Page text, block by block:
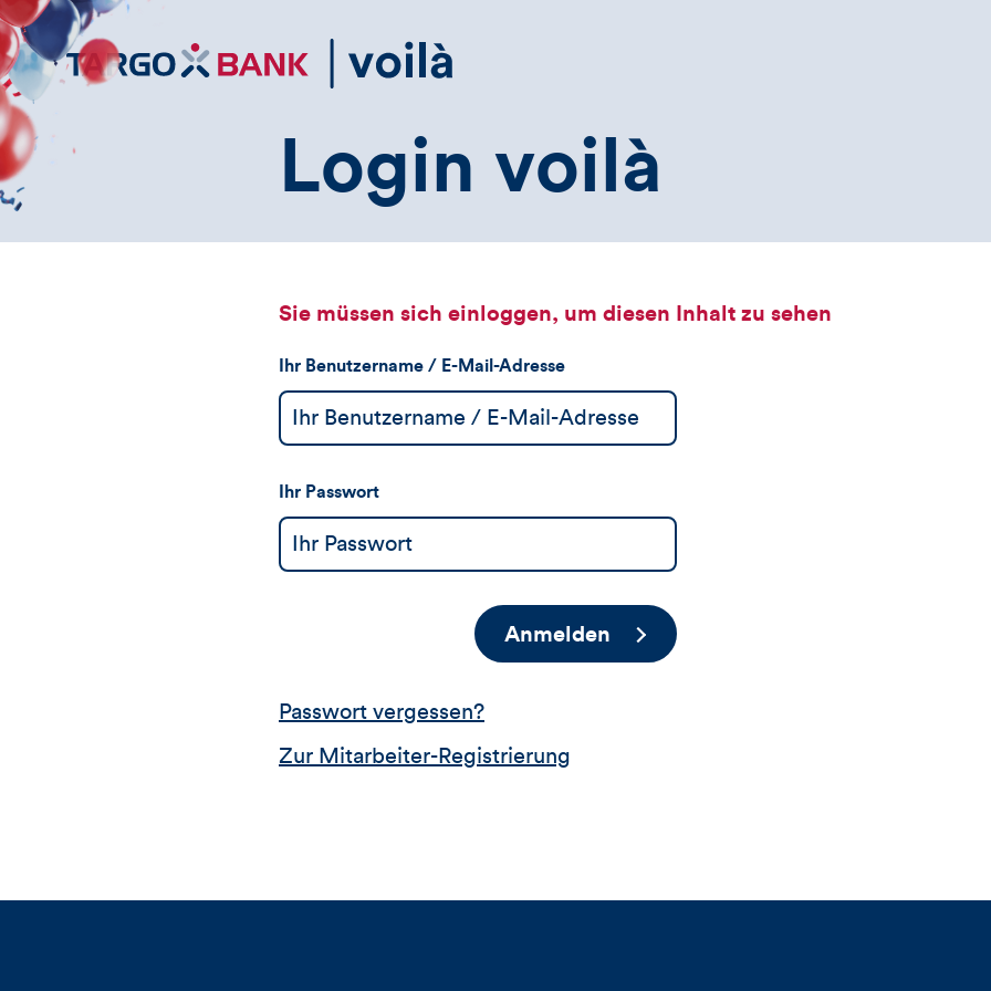
Direktlink
zum
Inhalt
Login voilà
Sie müssen sich einloggen, um diesen Inhalt zu sehen
Ihr Benutzername / E-Mail-Adresse
Ihr Passwort
Anmelden
Passwort vergessen?
Zur Mitarbeiter-Registrierung